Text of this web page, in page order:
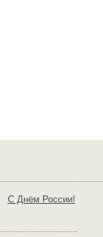
С Днём России!